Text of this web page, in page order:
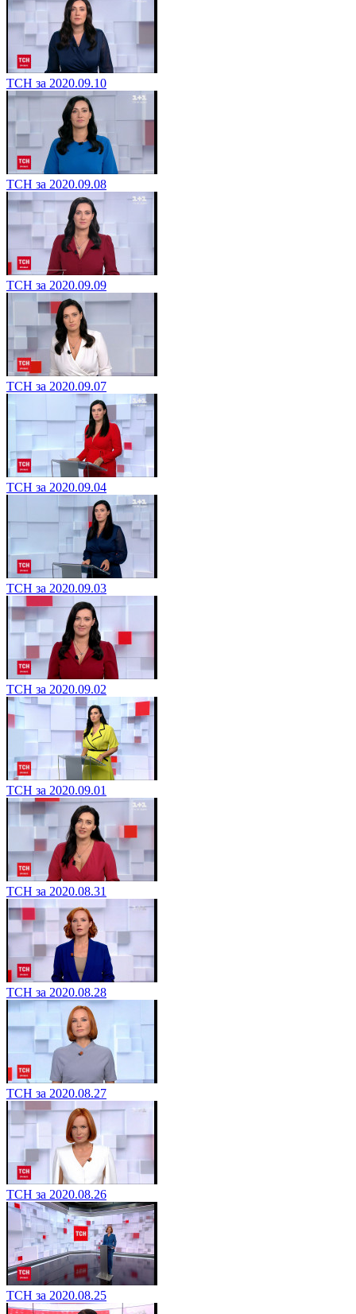
ТСН за 2020.09.10
ТСН за 2020.09.08
ТСН за 2020.09.09
ТСН за 2020.09.07
ТСН за 2020.09.04
ТСН за 2020.09.03
ТСН за 2020.09.02
ТСН за 2020.09.01
ТСН за 2020.08.31
ТСН за 2020.08.28
ТСН за 2020.08.27
ТСН за 2020.08.26
ТСН за 2020.08.25